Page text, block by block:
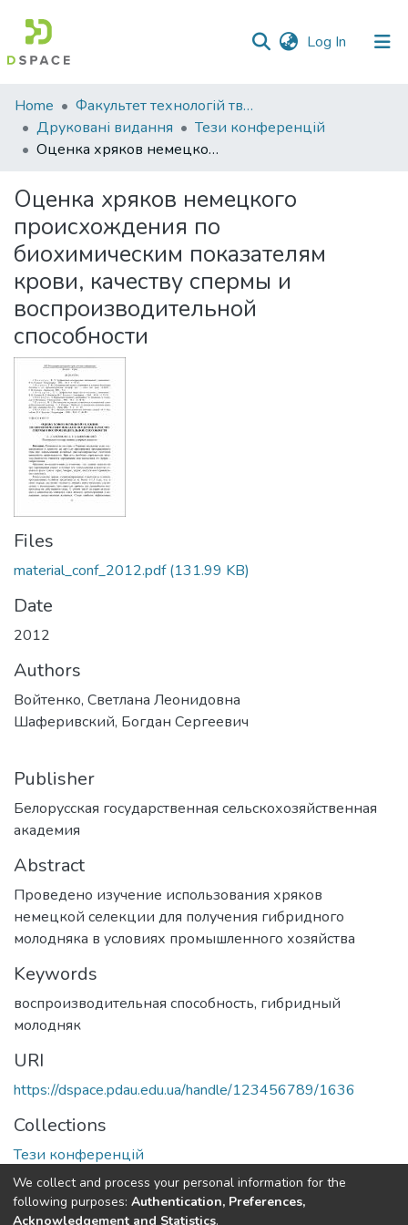
Log In (current)
Communities
&
Collections
Statistics
Home
Факультет технологій тваринництва та продовольства
Друковані видання
Тези конференцій
Оценка хряков немецкого происхождения по биохимическим показателям крови, качеству спермы и воспроизводительной способности
Оценка хряков немецкого
происхождения по
биохимическим показателям
крови, качеству спермы и
воспроизводительной
способности
Files
material_conf_2012.pdf(131.99 KB)
Date
2012
Authors
Войтенко, Светлана Леонидовна
Шаферивский, Богдан Сергеевич
Publisher
Белорусская государственная сельскохозяйственная
академия
Abstract
Проведено изучение использования хряков
немецкой селекции для получения гибридного
молодняка в условиях промышленного хозяйства
Keywords
воспроизводительная способность, гибридный
молодняк
URI
https://dspace.pdau.edu.ua/handle/123456789/1636
Collections
Тези конференцій
Full item page
We collect and process your personal information for the
following purposes: Authentication, Preferences,
Acknowledgement and Statistics.